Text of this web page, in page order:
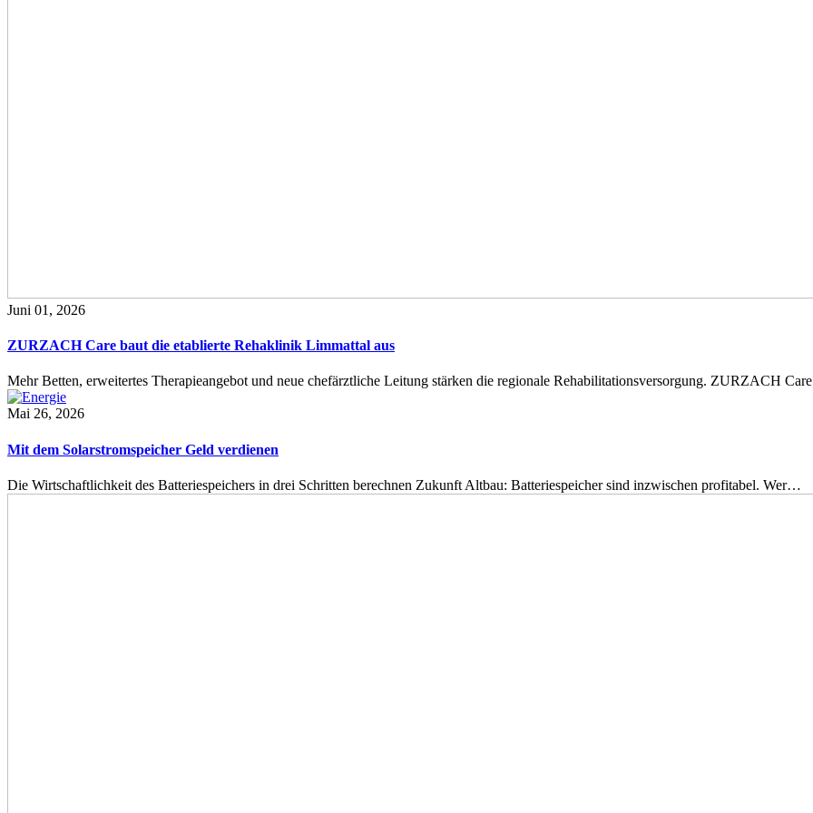
Juni 01, 2026
ZURZACH Care baut die etablierte Rehaklinik Limmattal aus
Mehr Betten, erweitertes Therapieangebot und neue chefärztliche Leitung stärken die regionale Rehabilitationsversorgung. ZURZACH
Mai 26, 2026
Mit dem Solarstromspeicher Geld verdienen
Die Wirtschaftlichkeit des Batteriespeichers in drei Schritten berechnen Zukunft Altbau: Batteriespeicher sind inzwischen profitabel. Wer…